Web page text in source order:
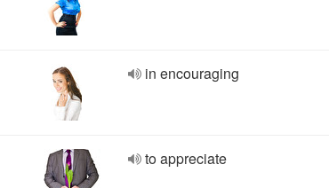
in encouraging
to appreciate